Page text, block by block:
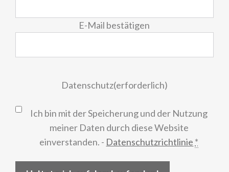
E-Mail bestätigen
Datenschutz(erforderlich)
Ich bin mit der Speicherung und der Nutzung
meiner Daten durch diese Website
einverstanden. - Datenschutzrichtlinie *